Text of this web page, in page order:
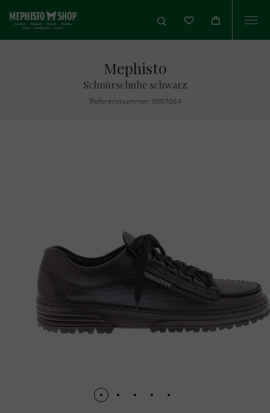
Mephisto
Schnürschuhe schwarz
Referenznummer: 9007054